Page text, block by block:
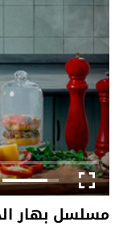
مسلسل بهار الحلقة